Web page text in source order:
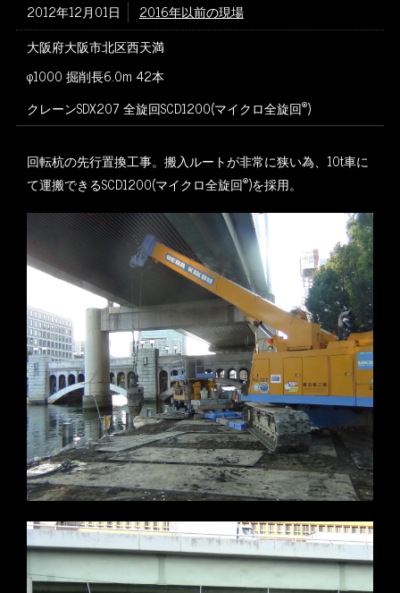
2012年12月01日
2016年以前の現場
大阪府大阪市北区西天満
φ1000 掘削長6.0m 42本
クレーンSDX207 全旋回SCD1200(マイクロ全旋回®)
回転杭の先行置換工事。搬入ルートが非常に狭い為、10t車に
て運搬できるSCD1200(マイクロ全旋回®)を採用。
※写真をクリックすると拡大します